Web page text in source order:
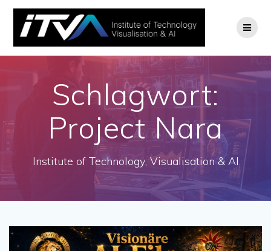
Zum
Inhalt
springen
Schlagwort:
Project Nara
Institute of Technology, Visualisation & AI